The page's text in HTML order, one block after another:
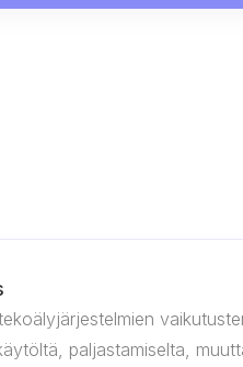
paljastamiselta,